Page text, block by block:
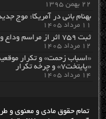
۲۲ بهمن ۱۳۹۵
بهنام بانی در آمریکا: موج
۱۱ مرداد ۱۴۰۵
ثبت ۷۵۹ اثر از مراسم وداع و تشییع رهبر شهید انقلاب
۱۲ مرداد ۱۴۰۵
«اسباب زحمت» و تکرار
«پایتخت۷» و چرخه تکرار
۱۴ مرداد ۱۴۰۵
تمام حقوق مادی و معنوی و